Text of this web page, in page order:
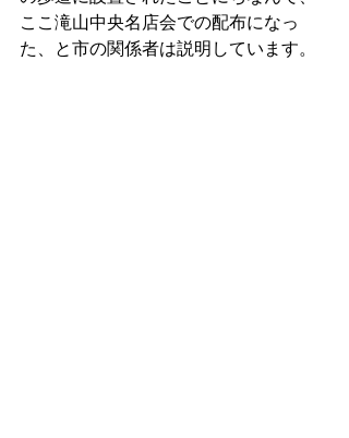
ここ滝山中央名店会での配布になっ
た、と市の関係者は説明しています。